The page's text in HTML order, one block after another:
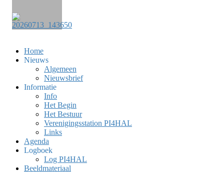
Home
Nieuws
Algemeen
Nieuwsbrief
Informatie
Info
Het Begin
Het Bestuur
Verenigingsstation PI4HAL
Links
Agenda
Logboek
Log PI4HAL
Beeldmateriaal